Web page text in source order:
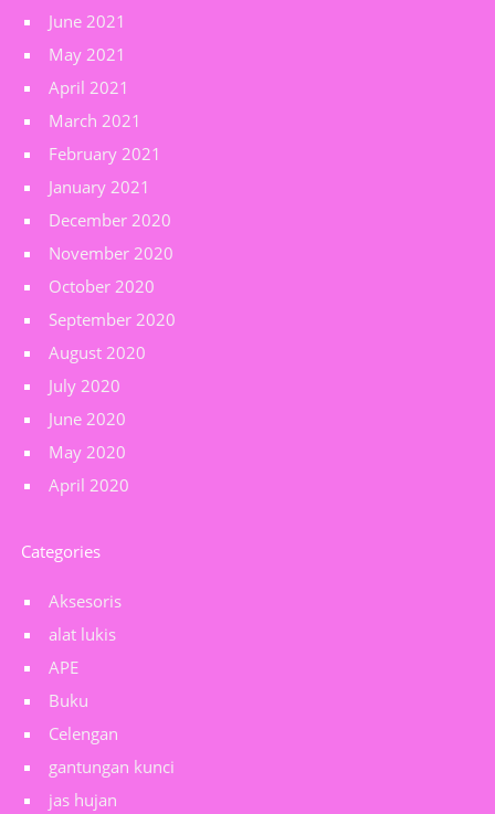
June 2021
May 2021
April 2021
March 2021
February 2021
January 2021
December 2020
November 2020
October 2020
September 2020
August 2020
July 2020
June 2020
May 2020
April 2020
Categories
Aksesoris
alat lukis
APE
Buku
Celengan
gantungan kunci
jas hujan